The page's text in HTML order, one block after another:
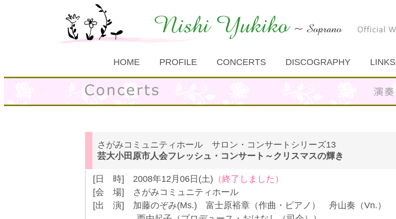
HOME PROFILE CONCERTS DISCOGRAPHY LINKS
さがみコミュニティホール サロン・コンサートシリーズ13
芸大小田原市人会フレッシュ・コンサート～クリスマスの輝き
[日 時] 2008年12月06日(土) （終了しました）
[会 場] さがみコミュニティホール
[出 演] 加藤のぞみ(Ms.) 富士原裕章（作曲・ピアノ） 舟山奏（Vn.）